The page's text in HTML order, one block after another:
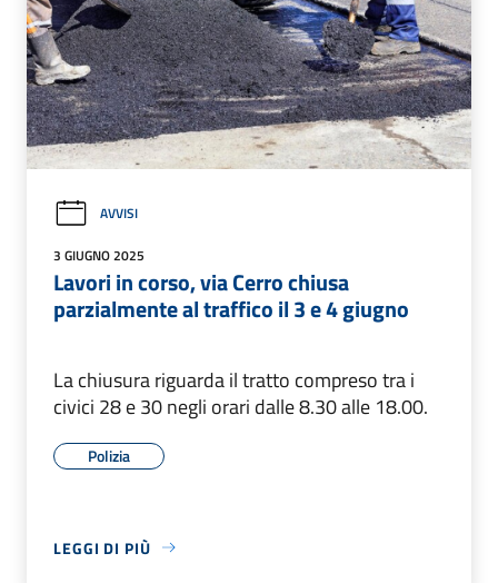
AVVISI
3 GIUGNO 2025
Lavori in corso, via Cerro chiusa
parzialmente al traffico il 3 e 4 giugno
La chiusura riguarda il tratto compreso tra i
civici 28 e 30 negli orari dalle 8.30 alle 18.00.
Polizia
LEGGI DI PIÙ